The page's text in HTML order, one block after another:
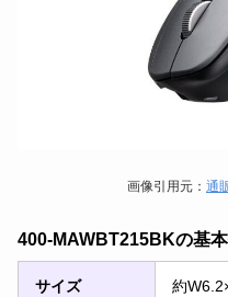
画像引用元： 通
400-MAWBT215BKの基
サイズ 約